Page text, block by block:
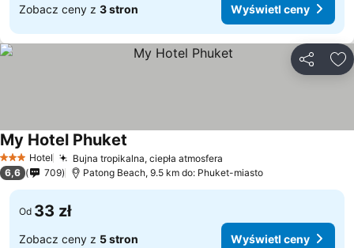
Zobacz ceny z 3 stron Wyświetl ceny
3 Kategoria
Hotel Bujna tropikalna, ciepła atmosfera
My Hotel Phuket
6,6 709 Patong Beach, 9.5 km do: Phuket-miasto
Od 33 zł
Zobacz ceny z 5 stron Wyświetl ceny